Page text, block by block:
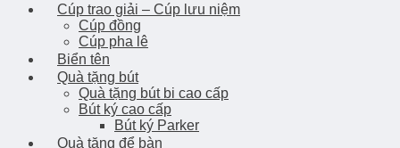
Cúp trao giải – Cúp lưu niệm
Cúp đồng
Cúp pha lê
Biển tên
Quà tặng bút
Quà tặng bút bi cao cấp
Bút ký cao cấp
Bút ký Parker
Quà tặng để bàn